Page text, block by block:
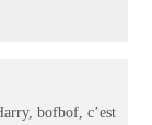
bofbof, c’est